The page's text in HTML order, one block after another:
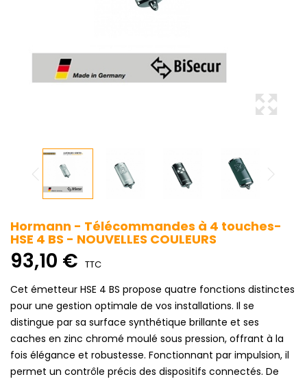
Hormann - Télécommandes à 4 touches-
HSE 4 BS - NOUVELLES COULEURS
93,10 € TTC
Cet émetteur HSE 4 BS propose quatre fonctions distinctes
pour une gestion optimale de vos installations. Il se
distingue par sa surface synthétique brillante et ses
caches en zinc chromé moulé sous pression, offrant à la
fois élégance et robustesse. Fonctionnant par impulsion, il
permet un contrôle précis des dispositifs connectés. De